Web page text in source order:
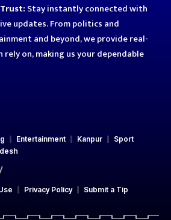
Stay instantly connected with
updates. From politics and
and beyond, we provide real-
rely on, making us your dependable
Entertainment Kanpur
Sport
Privacy Policy Submit a Tip